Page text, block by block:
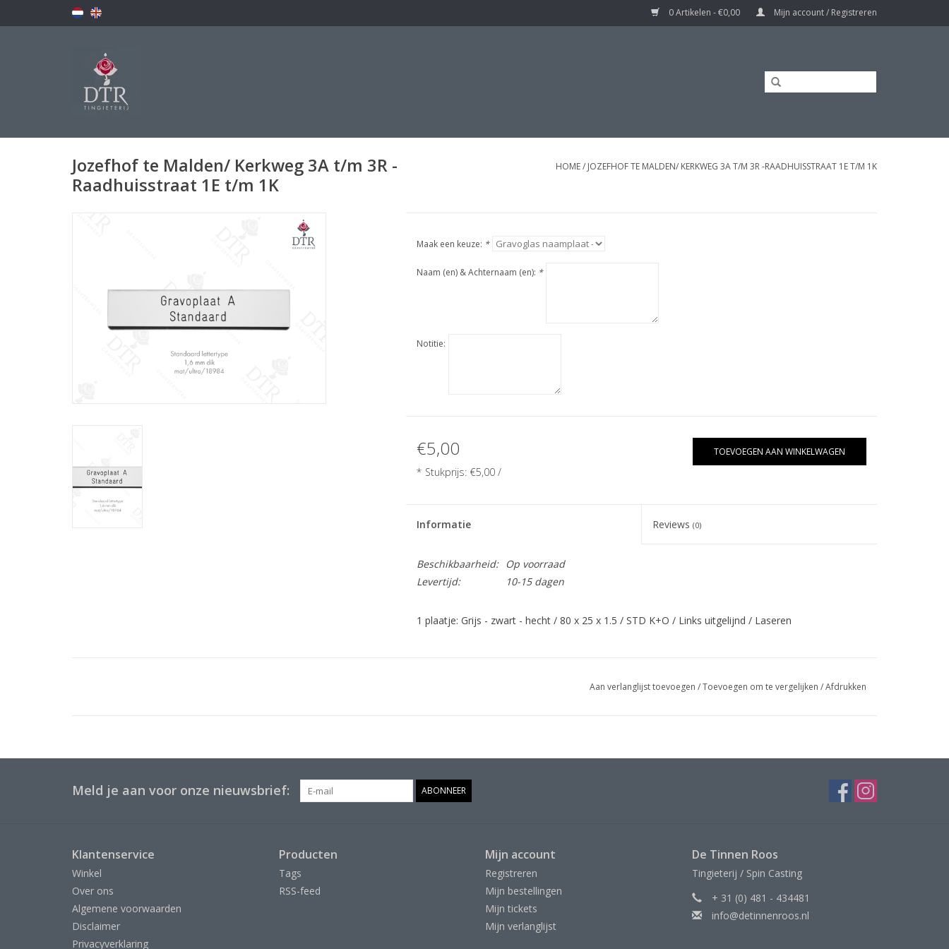
0 Artikelen - €0,00 Mijn account / Registreren
Jozefhof te Malden/ Kerkweg 3A t/m 3R -
Raadhuisstraat 1E t/m 1K
HOME/ JOZEFHOF TE MALDEN/ KERKWEG 3A T/M 3R -RAADHUISSTRAAT 1E T/M 1K
Maak een keuze: *
Naam (en) & Achternaam (en): *
Notitie:
€5,00
* Stukprijs: €5,00/
TOEVOEGEN AAN WINKELWAGEN
Informatie Reviews(0)
Beschikbaarheid:
Op voorraad
Levertijd:
10-15 dagen
1 plaatje: Grijs - zwart - hecht / 80 x 25 x 1.5 / STD K+O / Links uitgelijnd / Laseren
Aan verlanglijst toevoegen /Toevoegen om te vergelijken /Afdrukken
Meld je aan voor onze nieuwsbrief: ABONNEER
Klantenservice
Winkel
Over ons
Algemene voorwaarden
Disclaimer
Privacyverklaring
Producten
Tags
RSS-feed
Mijn account
Registreren
Mijn bestellingen
Mijn tickets
Mijn verlanglijst
De Tinnen Roos
Tingieterij / Spin Casting
+ 31 (0) 481 - 434481
info@detinnenroos.nl